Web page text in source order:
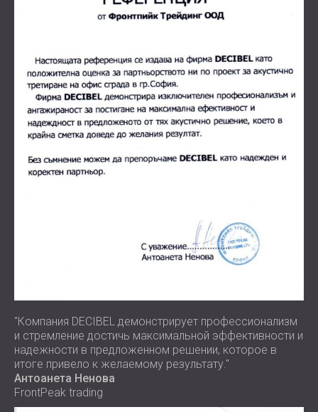
"Компания DECIBEL демонстрирует профессионализм
и стремление достичь максимальной эффективности и
надежности в предложенном решении, которое в
итоге привело к желаемому результату."
Антоанета Ненова
FrontPeak trading